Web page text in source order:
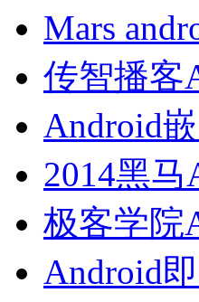
Mars
传智播客
Android
2014黑
极客学院
Android